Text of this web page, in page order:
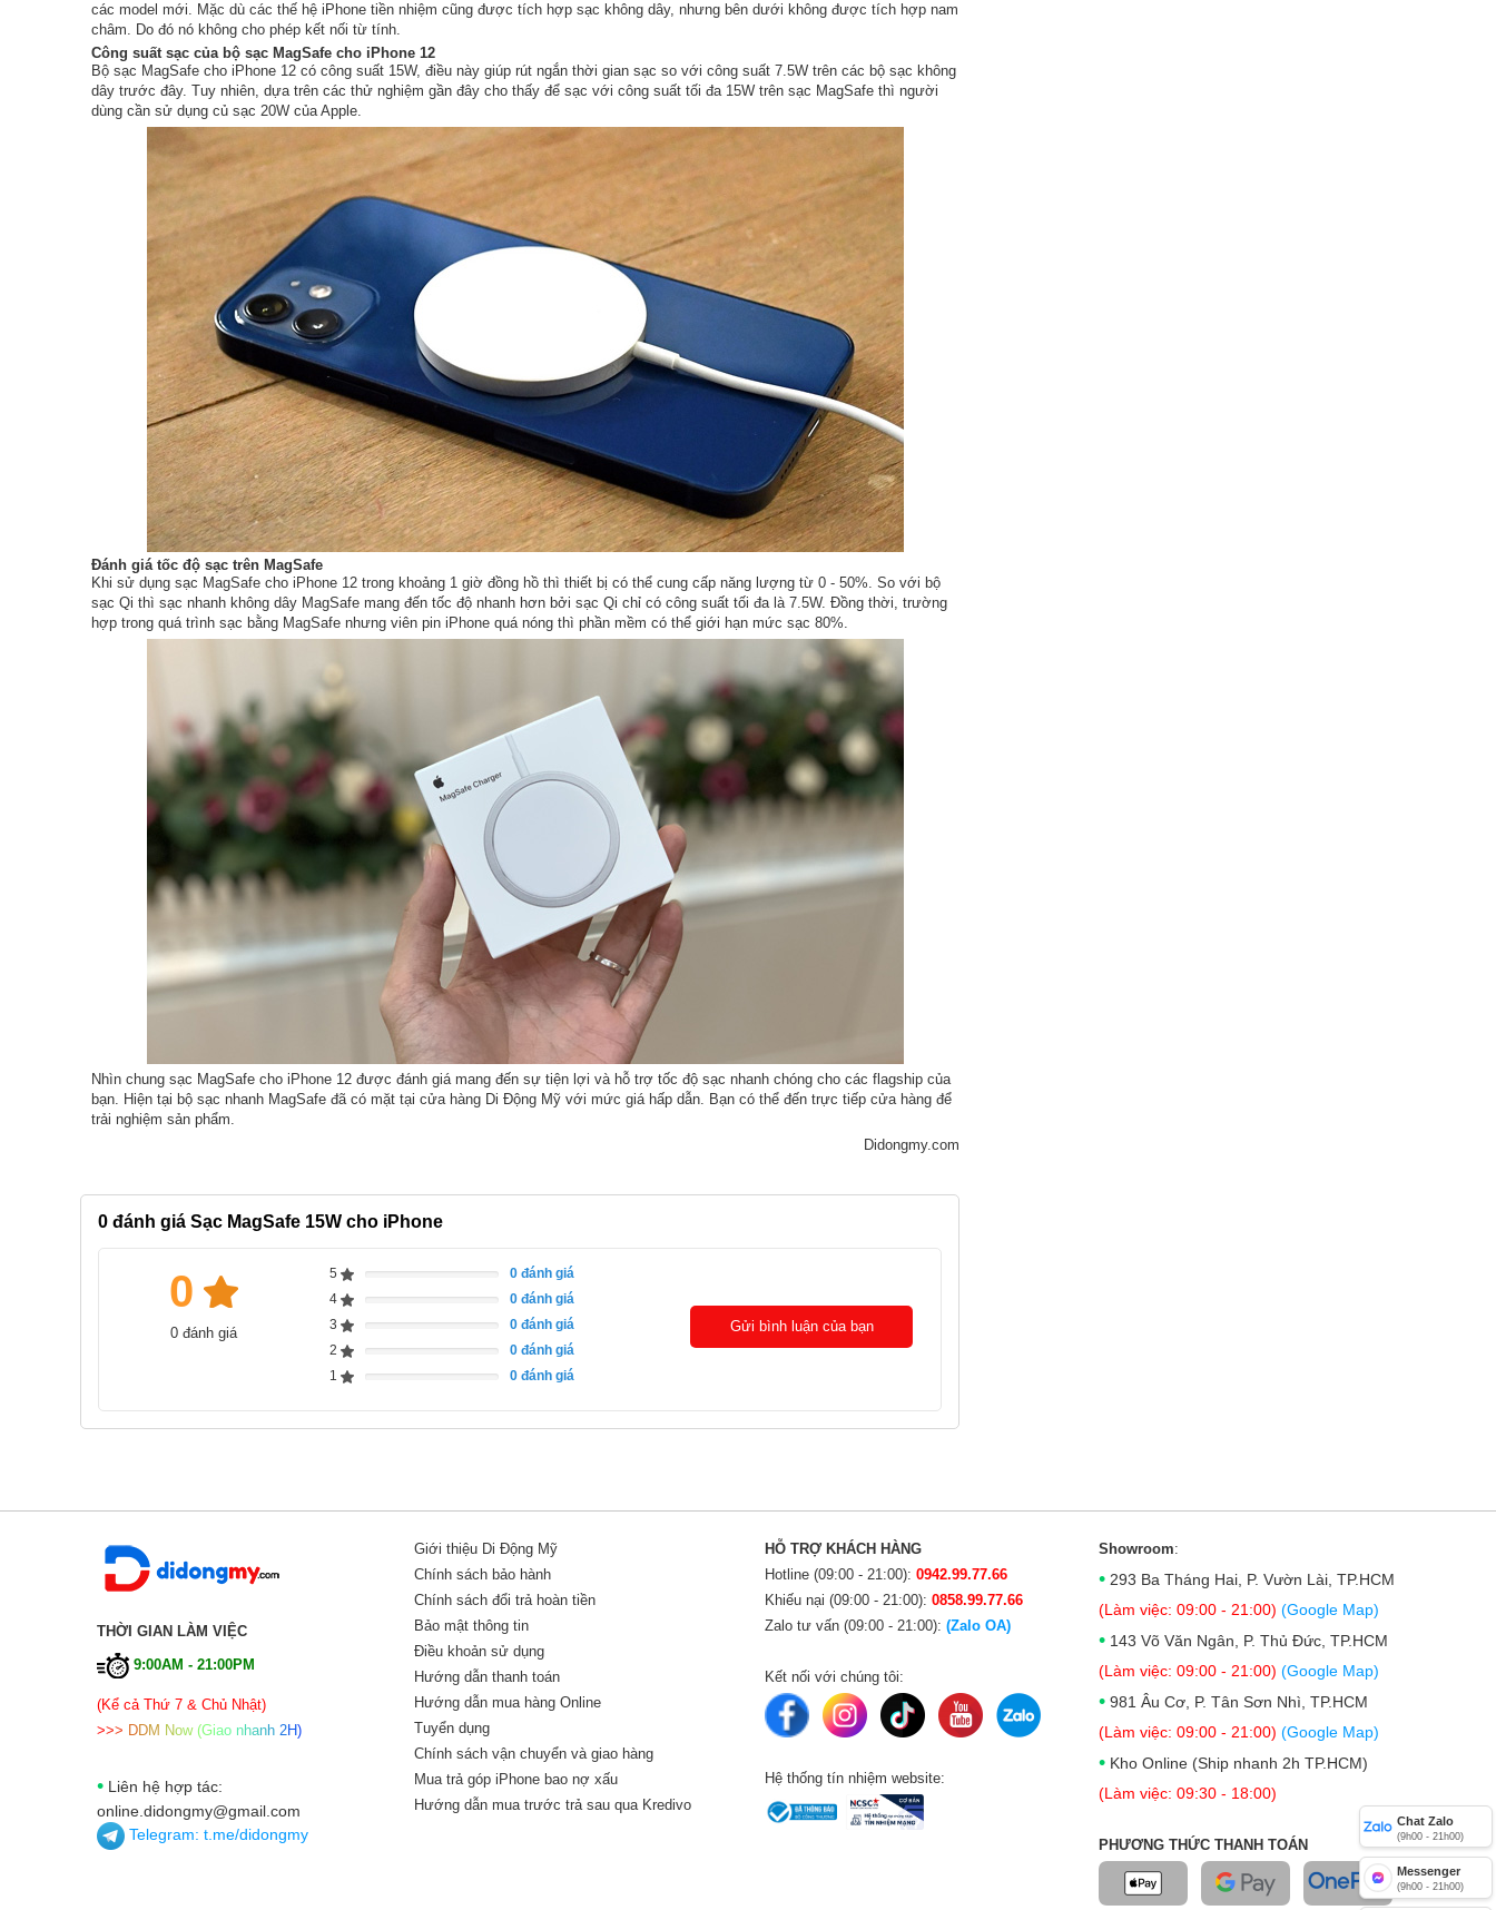
các model mới. Mặc dù các thế hệ iPhone tiền nhiệm cũng được tích hợp sạc không dây, nhưng bên dưới không được tích hợp nam
châm. Do đó nó không cho phép kết nối từ tính.
Công suất sạc của bộ sạc MagSafe cho iPhone 12
Bộ sạc MagSafe cho iPhone 12 có công suất 15W, điều này giúp rút ngắn thời gian sạc so với công suất 7.5W trên các bộ sạc không
dây trước đây. Tuy nhiên, dựa trên các thử nghiệm gần đây cho thấy để sạc với công suất tối đa 15W trên sạc MagSafe thì người
dùng cần sử dụng củ sạc 20W của Apple.
Đánh giá tốc độ sạc trên MagSafe
Khi sử dụng sạc MagSafe cho iPhone 12 trong khoảng 1 giờ đồng hồ thì thiết bị có thể cung cấp năng lượng từ 0 - 50%. So với bộ
sạc Qi thì sạc nhanh không dây MagSafe mang đến tốc độ nhanh hơn bởi sạc Qi chỉ có công suất tối đa là 7.5W. Đồng thời, trường
hợp trong quá trình sạc bằng MagSafe nhưng viên pin iPhone quá nóng thì phần mềm có thể giới hạn mức sạc 80%.
Nhìn chung sạc MagSafe cho iPhone 12 được đánh giá mang đến sự tiện lợi và hỗ trợ tốc độ sạc nhanh chóng cho các flagship của
bạn. Hiện tại bộ sạc nhanh MagSafe đã có mặt tại cửa hàng Di Động Mỹ với mức giá hấp dẫn. Bạn có thể đến trực tiếp cửa hàng để
trải nghiệm sản phẩm.
Didongmy.com
0 đánh giá Sạc MagSafe 15W cho iPhone
0
0 đánh giá
5 0đánh giá
4
0đánh giá
3
0đánh giá
2
0đánh giá
1
0đánh giá
Gửi bình luận của bạn
THỜI GIAN LÀM VIỆC
9:00AM - 21:00PM
(Kể cả Thứ 7 & Chủ Nhật)
>>> DDM Now (Giao nhanh 2H)
• Liên hệ hợp tác:
online.didongmy@gmail.com
Telegram: t.me/didongmy
Giới thiệu Di Động Mỹ
Chính sách bảo hành
Chính sách đổi trả hoàn tiền
Bảo mật thông tin
Điều khoản sử dụng
Hướng dẫn thanh toán
Hướng dẫn mua hàng Online
Tuyển dụng
Chính sách vận chuyển và giao hàng
Mua trả góp iPhone bao nợ xấu
Hướng dẫn mua trước trả sau qua Kredivo
HỖ TRỢ KHÁCH HÀNG
Hotline (09:00 - 21:00): 0942.99.77.66
Khiếu nại (09:00 - 21:00): 0858.99.77.66
Zalo tư vấn (09:00 - 21:00): (Zalo OA)
Kết nối với chúng tôi:
Hệ thống tín nhiệm website:
Showroom:
• 293 Ba Tháng Hai, P. Vườn Lài, TP.HCM
(Làm việc: 09:00 - 21:00) (Google Map)
• 143 Võ Văn Ngân, P. Thủ Đức, TP.HCM
(Làm việc: 09:00 - 21:00) (Google Map)
• 981 Âu Cơ, P. Tân Sơn Nhì, TP.HCM
(Làm việc: 09:00 - 21:00) (Google Map)
• Kho Online (Ship nhanh 2h TP.HCM)
(Làm việc: 09:30 - 18:00)
PHƯƠNG THỨC THANH TOÁN
Chat Zalo
(9h00 - 21h00)
Messenger
(9h00 - 21h00)